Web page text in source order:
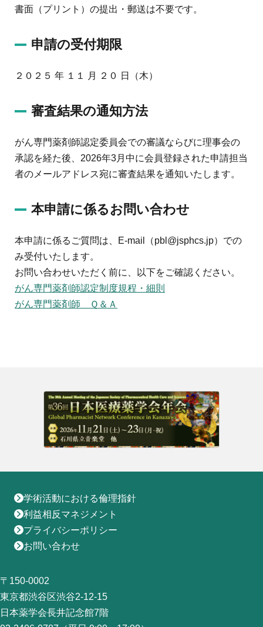
書面（プリント）の提出・郵送は不要です。
申請の受付期限
２０２５ 年 １１ 月 ２０ 日（木）
審査結果の通知方法
がん専門薬剤師認定委員会での審議ならびに理事会の
承認を経た後、2026年3月中に会員登録された申請担当
者のメールアドレス宛に審査結果を通知いたします。
本申請に係るお問い合わせ
本申請に係るご質問は、E-mail（pbl@jsphcs.jp）での
み受付いたします。
お問い合わせいただく前に、以下をご確認ください。
がん専門薬剤師認定制度規程・細則
がん専門薬剤師 Ｑ＆Ａ
学術活動における倫理指針
利益相反マネジメント
プライバシーポリシー
お問い合わせ
〒150-0002
東京都渋谷区渋谷2-12-15
日本薬学会長井記念館7階